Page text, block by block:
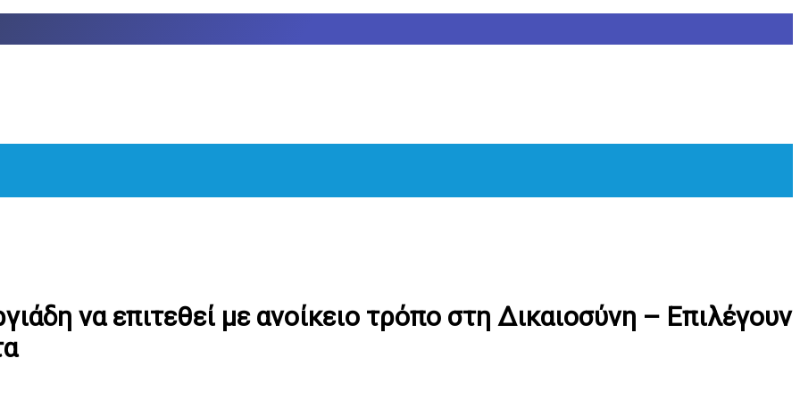
να επιτεθεί με ανοίκειο τρόπο στη Δικαιοσύνη – Επιλέγουν